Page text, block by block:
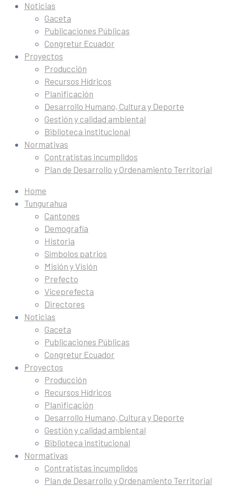
Noticias
Gaceta
Publicaciones Públicas
Congretur Ecuador
Proyectos
Producción
Recursos Hídricos
Planificación
Desarrollo Humano, Cultura y Deporte
Gestión y calidad ambiental
Biblioteca institucional
Normativas
Contratistas incumplidos
Plan de Desarrollo y Ordenamiento Territorial
Home
Tungurahua
Cantones
Demografía
Historia
Símbolos patrios
Misión y Visión
Prefecto
Viceprefecta
Directores
Noticias
Gaceta
Publicaciones Públicas
Congretur Ecuador
Proyectos
Producción
Recursos Hídricos
Planificación
Desarrollo Humano, Cultura y Deporte
Gestión y calidad ambiental
Biblioteca institucional
Normativas
Contratistas incumplidos
Plan de Desarrollo y Ordenamiento Territorial